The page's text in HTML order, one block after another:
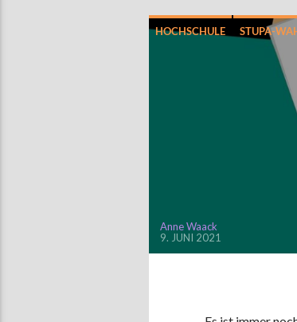
HOCHSCHULE STUPA-
Anne Waack
9. JUNI 2021